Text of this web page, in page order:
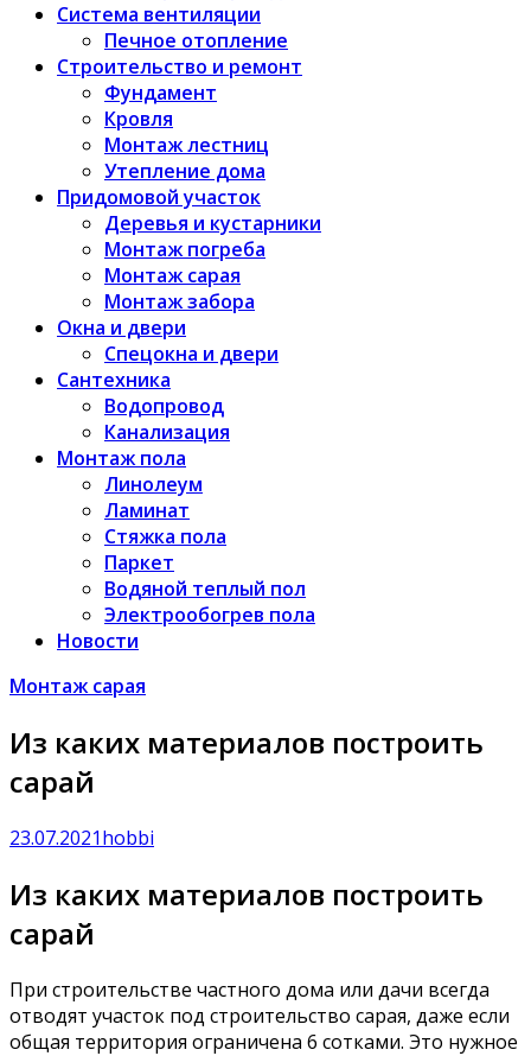
Система вентиляции
Печное отопление
Строительство и ремонт
Фундамент
Кровля
Монтаж лестниц
Утепление дома
Придомовой участок
Деревья и кустарники
Монтаж погреба
Монтаж сарая
Монтаж забора
Окна и двери
Спецокна и двери
Сантехника
Водопровод
Канализация
Монтаж пола
Линолеум
Ламинат
Стяжка пола
Паркет
Водяной теплый пол
Электрообогрев пола
Новости
Монтаж сарая
Из каких материалов построить
сарай
23.07.2021hobbi
Из каких материалов построить
сарай
При строительстве частного дома или дачи всегда
отводят участок под строительство сарая, даже если
общая территория ограничена 6 сотками. Это нужное